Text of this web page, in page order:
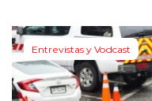
Entrevistas y Vodcast